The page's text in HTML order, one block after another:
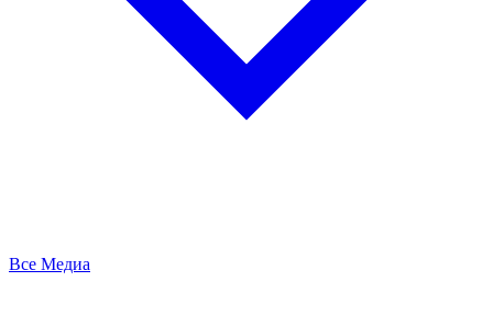
Все Медиа